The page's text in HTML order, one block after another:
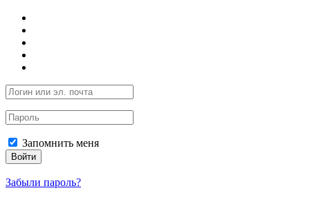
Запомнить меня
Войти
Забыли пароль?